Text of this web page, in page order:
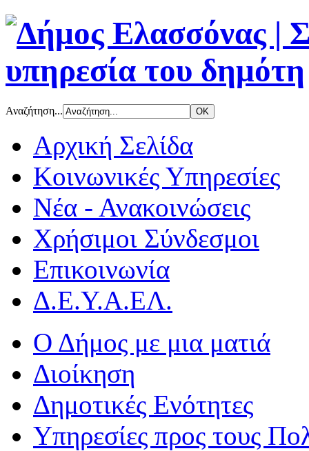
Αναζήτηση...
Αρχική Σελίδα
Κοινωνικές Υπηρεσίες
Νέα - Ανακοινώσεις
Χρήσιμοι Σύνδεσμοι
Επικοινωνία
Δ.Ε.Υ.Α.ΕΛ.
Ο Δήμος με μια ματιά
Διοίκηση
Δημοτικές Ενότητες
Υπηρεσίες προς τους